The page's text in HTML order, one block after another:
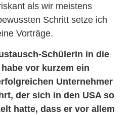
als wir meistens
Schritt setze ich
Vorträge.
Schülerin in die
vor kurzem ein
Unternehmer
der sich in den USA so
hatte, dass er vor allem